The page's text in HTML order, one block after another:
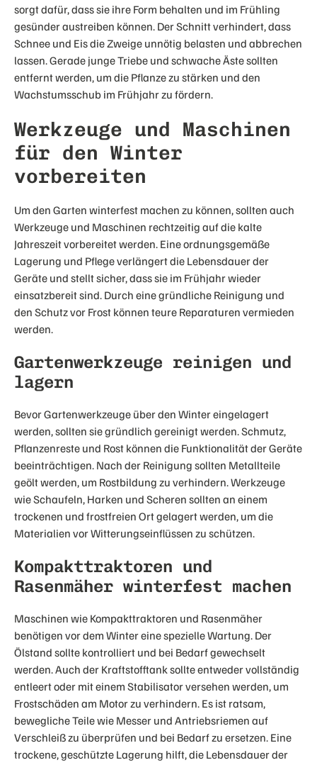
sorgt dafür, dass sie ihre Form behalten und im Frühling
gesünder austreiben können. Der Schnitt verhindert, dass
Schnee und Eis die Zweige unnötig belasten und abbrechen
lassen. Gerade junge Triebe und schwache Äste sollten
entfernt werden, um die Pflanze zu stärken und den
Wachstumsschub im Frühjahr zu fördern.
Werkzeuge und Maschinen
für den Winter
vorbereiten
Um den Garten winterfest machen zu können, sollten auch
Werkzeuge und Maschinen rechtzeitig auf die kalte
Jahreszeit vorbereitet werden. Eine ordnungsgemäße
Lagerung und Pflege verlängert die Lebensdauer der
Geräte und stellt sicher, dass sie im Frühjahr wieder
einsatzbereit sind. Durch eine gründliche Reinigung und
den Schutz vor Frost können teure Reparaturen vermieden
werden.
Gartenwerkzeuge reinigen und
lagern
Bevor Gartenwerkzeuge über den Winter eingelagert
werden, sollten sie gründlich gereinigt werden. Schmutz,
Pflanzenreste und Rost können die Funktionalität der Geräte
beeinträchtigen. Nach der Reinigung sollten Metallteile
geölt werden, um Rostbildung zu verhindern. Werkzeuge
wie Schaufeln, Harken und Scheren sollten an einem
trockenen und frostfreien Ort gelagert werden, um die
Materialien vor Witterungseinflüssen zu schützen.
Kompakttraktoren und
Rasenmäher winterfest machen
Maschinen wie Kompakttraktoren und Rasenmäher
benötigen vor dem Winter eine spezielle Wartung. Der
Ölstand sollte kontrolliert und bei Bedarf gewechselt
werden. Auch der Kraftstofftank sollte entweder vollständig
entleert oder mit einem Stabilisator versehen werden, um
Frostschäden am Motor zu verhindern. Es ist ratsam,
bewegliche Teile wie Messer und Antriebsriemen auf
Verschleiß zu überprüfen und bei Bedarf zu ersetzen. Eine
trockene, geschützte Lagerung hilft, die Lebensdauer der